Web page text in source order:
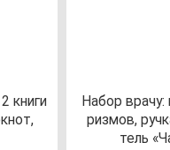
кни­ги
Набор
риз­мов,
тель